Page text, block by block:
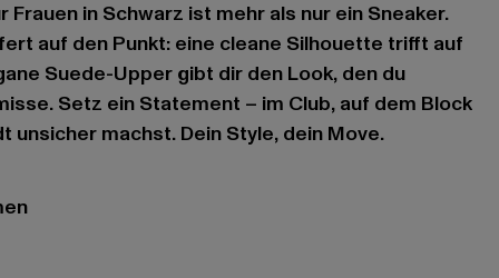
Frauen in Schwarz ist mehr als nur ein Sneaker.
auf den Punkt: eine cleane Silhouette trifft auf
Suede-Upper gibt dir den Look, den du
Setz ein Statement – im Club, auf dem Block
unsicher machst. Dein Style, dein Move.